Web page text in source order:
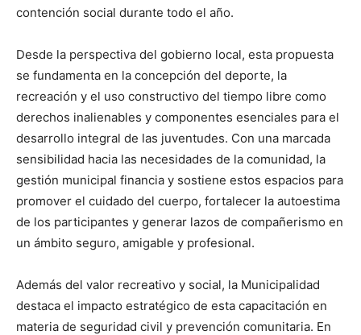
contención social durante todo el año.
Desde la perspectiva del gobierno local, esta propuesta
se fundamenta en la concepción del deporte, la
recreación y el uso constructivo del tiempo libre como
derechos inalienables y componentes esenciales para el
desarrollo integral de las juventudes. Con una marcada
sensibilidad hacia las necesidades de la comunidad, la
gestión municipal financia y sostiene estos espacios para
promover el cuidado del cuerpo, fortalecer la autoestima
de los participantes y generar lazos de compañerismo en
un ámbito seguro, amigable y profesional.
Además del valor recreativo y social, la Municipalidad
destaca el impacto estratégico de esta capacitación en
materia de seguridad civil y prevención comunitaria. En